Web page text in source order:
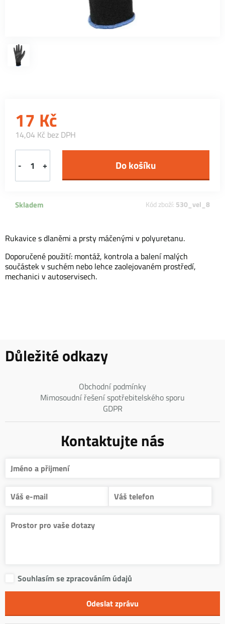
17 Kč
14,04 Kč bez DPH
- +
Skladem Kód zboží: 530_vel_8
Rukavice s dlaněmi a prsty máčenými v polyuretanu.
Doporučené použití: montáž, kontrola a balení malých
součástek v suchém nebo lehce zaolejovaném prostředí,
mechanici v autoservisech.
Důležité odkazy
Obchodní podmínky
Mimosoudní řešení spotřebitelského sporu
GDPR
Kontaktujte nás
Souhlasím se zpracováním údajů